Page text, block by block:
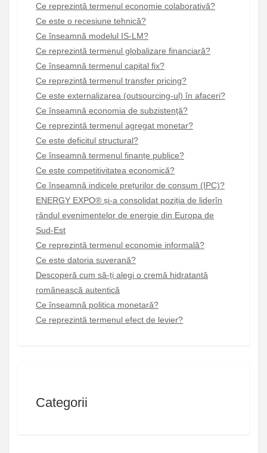
Ce reprezintă termenul economie colaborativă?
Ce este o recesiune tehnică?
Ce înseamnă modelul IS-LM?
Ce reprezintă termenul globalizare financiară?
Ce înseamnă termenul capital fix?
Ce reprezintă termenul transfer pricing?
Ce este externalizarea (outsourcing-ul) în afaceri?
Ce înseamnă economia de subzistență?
Ce reprezintă termenul agregat monetar?
Ce este deficitul structural?
Ce înseamnă termenul finanțe publice?
Ce este competitivitatea economică?
Ce înseamnă indicele prețurilor de consum (IPC)?
ENERGY EXPO® și-a consolidat poziția de liderîn
rândul evenimentelor de energie din Europa de
Sud-Est
Ce reprezintă termenul economie informală?
Ce este datoria suverană?
Descoperă cum să-ți alegi o cremă hidratantă
românească autentică
Ce înseamnă politica monetară?
Ce reprezintă termenul efect de levier?
Categorii